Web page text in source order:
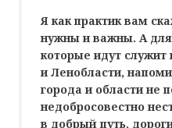
Я как практик вам
нужны и важны. А для
которые идут служит
и Ленобласти,
города и области не
недобросовестно
в добрый путь,